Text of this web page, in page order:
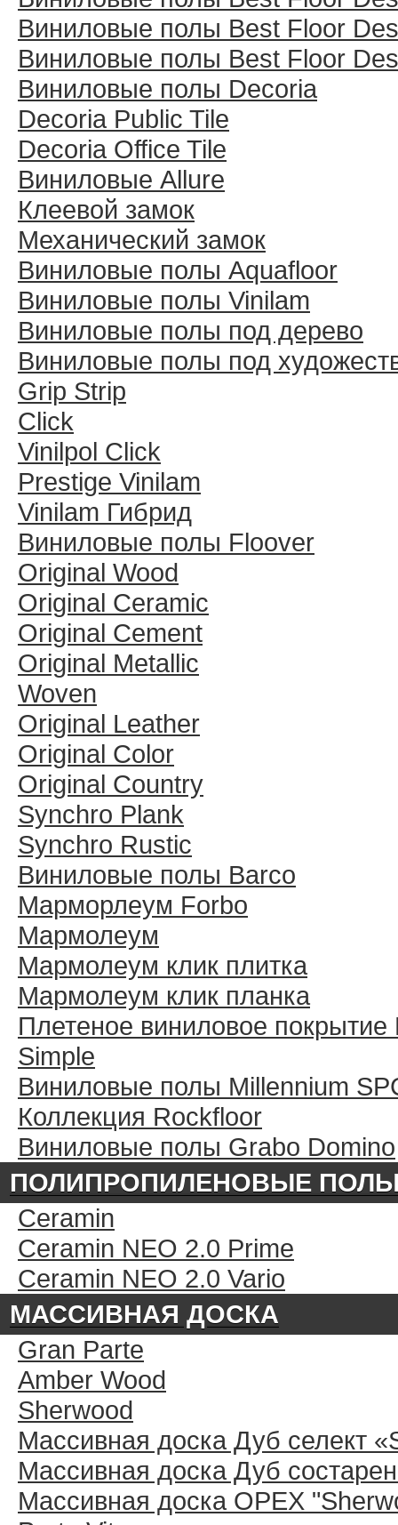
Виниловые полы Best Floor
Виниловые полы Best Floor
Виниловые полы Decoria
Decoria Public Tile
Decoria Office Tile
Виниловые Allure
Клеевой замок
Механический замок
Виниловые полы Aquafloor
Виниловые полы Vinilam
Виниловые полы под дерево
Виниловые полы под
Grip Strip
Click
Vinilpol Click
Prestige Vinilam
Vinilam Гибрид
Виниловые полы Floover
Original Wood
Original Ceramic
Original Cement
Original Metallic
Woven
Original Leather
Original Color
Original Country
Synchro Plank
Synchro Rustic
Виниловые полы Barco
Марморлеум Forbo
Мармолеум
Мармолеум клик плитка
Мармолеум клик планка
Плетеное виниловое покрытие
Simple
Виниловые полы Millennium
Коллекция Rockfloor
Виниловые полы Grabo Domino
ПОЛИПРОПИЛЕНОВЫЕ
Ceramin
Ceramin NEO 2.0 Prime
Ceramin NEO 2.0 Vario
МАССИВНАЯ ДОСКА
Gran Parte
Amber Wood
Sherwood
Массивная доска Дуб селект
Массивная доска Дуб
Массивная доска ОРЕХ